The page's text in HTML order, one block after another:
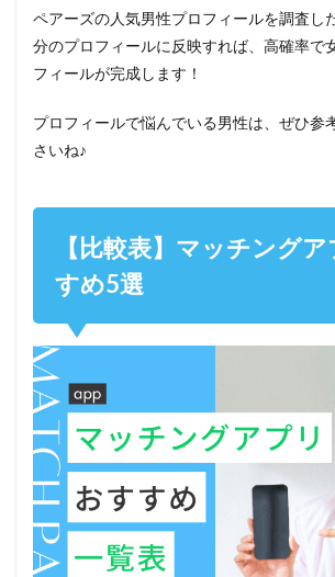
ペアーズの人気男性プロフィールを調査し
分のプロフィールに反映すれば、高確率で
フィールが完成します！
プロフィールで悩んでいる男性は、ぜひ参
さいね♪
【比較表】マッチング
すめ5選